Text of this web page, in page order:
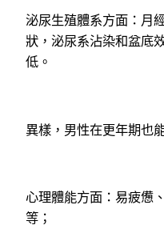
泌尿生殖體系方面：月
狀，泌尿系沾染和盆底
低。
異樣，男性在更年期也
心理體能方面：易疲憊
等；